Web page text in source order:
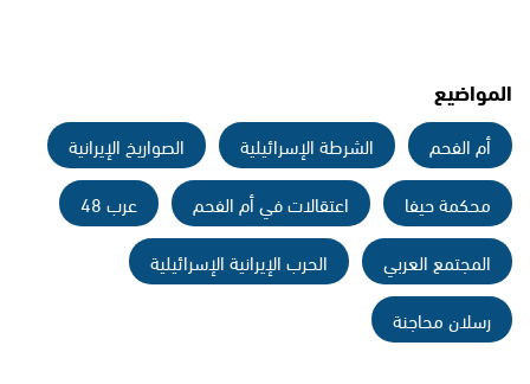
المواضيع
أم الفحم الشرطة الإسرائيلية
الصواريخ الإيرانية
محكمة حيفا
اعتقالات في أم الفحم
عرب 48
المجتمع العربي
الحرب الإيرانية الإسرائيلية
رسلان محاجنة